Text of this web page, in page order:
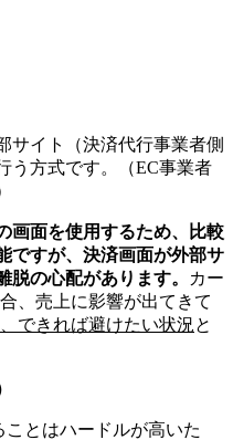
サイト（決済代行事業者側
う方式です。（EC事業者
画面を使用するため、比較
ですが、決済画面が外部サ
の心配があります。
カー
、売上に影響が出てきて
できれば避けたい状況と
ことはハードルが高いた